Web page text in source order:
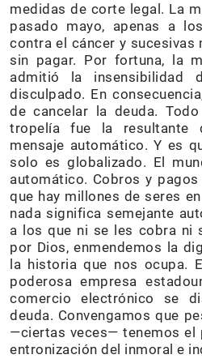
medidas de corte legal. La
pasado mayo, apenas a
contra el cáncer y
sin pagar. Por fortuna, la
admitió la
disculpado. En
de cancelar la deuda.
tropelía fue la
mensaje automático. Y es
solo es globalizado. El
automático. Cobros y
que hay millones de seres
nada significa semejante
a los que ni se les cobra ni
por Dios, enmendemos la
la historia que nos ocupa.
poderosa empresa
comercio electrónico se
deuda. Convengamos que
—ciertas veces— tenemos el
entronización del inmoral e